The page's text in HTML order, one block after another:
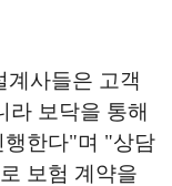
계사들은 고객
라 보닥을 통해
행한다"며 "상담
보험 계약을